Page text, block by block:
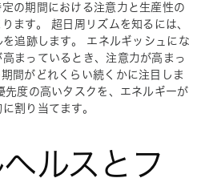
の期間における注意力と生産性の
ます。 超日周リズムを知るには、
追跡します。 エネルギッシュにな
まっているとき、注意力が高まっ
間がどれくらい続くかに注目しま
先度の高いタスクを、エネルギーが
割り当てます。
ルスとフ